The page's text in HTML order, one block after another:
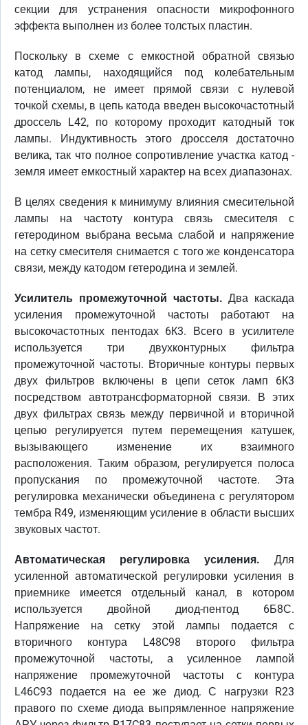
секции для устранения опасности микрофонного
эффекта выполнен из более толстых пластин.
Поскольку в схеме с емкостной обратной связью
катод лампы, находящийся под колебательным
потенциалом, не имеет прямой связи с нулевой
точкой схемы, в цепь катода введен высокочастотный
дроссель L42, по которому проходит катодный ток
лампы. Индуктивность этого дросселя достаточно
велика, так что полное сопротивление участка катод -
земля имеет емкостный характер на всех диапазонах.
В целях сведения к минимуму влияния смесительной
лампы на частоту контура связь смесителя с
гетеродином выбрана весьма слабой и напряжение
на сетку смесителя снимается с того же конденсатора
связи, между катодом гетеродина и землей.
Усилитель промежуточной частоты. Два каскада
усиления промежуточной частоты работают на
высокочастотных пентодах 6К3. Всего в усилителе
используется три двухконтурных фильтра
промежуточной частоты. Вторичные контуры первых
двух фильтров включены в цепи сеток ламп 6К3
посредством автотрансформаторной связи. В этих
двух фильтрах связь между первичной и вторичной
цепью регулируется путем перемещения катушек,
вызывающего изменение их взаимного
расположения. Таким образом, регулируется полоса
пропускания по промежуточной частоте. Эта
регулировка механически объединена с регулятором
тембра R49, изменяющим усиление в области высших
звуковых частот.
Автоматическая регулировка усиления. Для
усиленной автоматической регулировки усиления в
приемнике имеется отдельный канал, в котором
используется двойной диод-пентод 6Б8С.
Напряжение на сетку этой лампы подается с
вторичного контура L48C98 второго фильтра
промежуточной частоты, а усиленное лампой
напряжение промежуточной частоты с контура
L46C93 подается на ее же диод. С нагрузки R23
правого по схеме диода выпрямленное напряжение